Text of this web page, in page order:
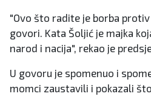
"Ovo što radite je borba
govori. Kata Šoljić je majka
narod i nacija", rekao je
U govoru je spomenuo i
momci zaustavili i pokazali